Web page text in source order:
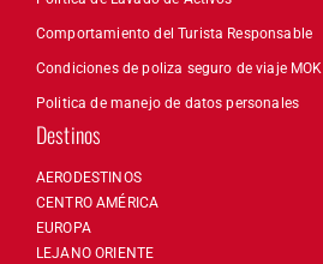
Comportamiento del Turista Responsable
Condiciones de poliza seguro de viaje MOK
Politica de manejo de datos personales
Destinos
AERODESTINOS
CENTRO AMÉRICA
EUROPA
LEJANO ORIENTE